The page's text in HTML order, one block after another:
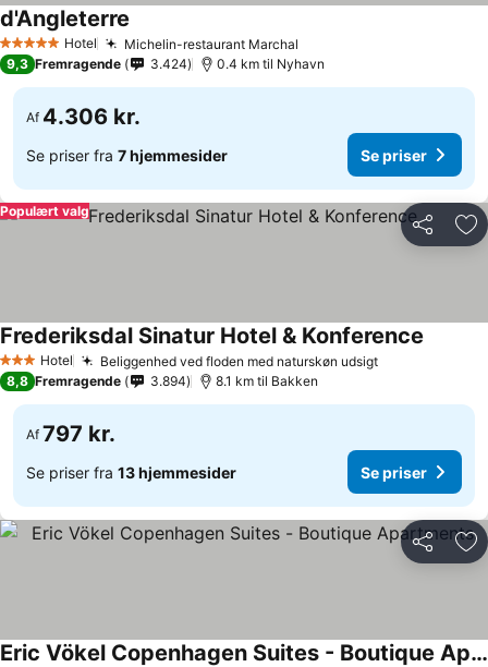
5 Stjerner Hotel Michelin-restaurant Marchal
d'Angleterre
9,3 Fremragende 3.424 0.4 km til Nyhavn
Af 4.306 kr.
Se priser fra 7 hjemmesider Se priser
Del
Populært valg
3 StjernerHotel Beliggenhed ved floden med naturskøn udsigt
Frederiksdal Sinatur Hotel & Konference
8,8 Fremragende 3.894 8.1 km til Bakken
Af 797 kr.
Se priser fra 13 hjemmesider Se priser
Del
Eric Vökel Copenhagen Suites - Boutique Apartments